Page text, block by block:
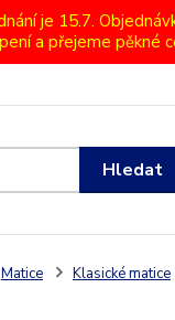
je 15.7.
a přejeme pěkné
Hledat
Matice Klasické matice